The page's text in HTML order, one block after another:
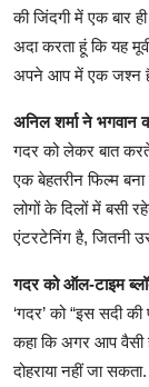
की जिंदगी में एक बार
अदा करता हूं कि यह
अपने आप में एक जश्न
अनिल शर्मा ने भगवान
गदर को लेकर बात
एक बेहतरीन फिल्म
लोगों के दिलों में बसी
एंटरटेनिंग है, जितनी
गदर को ऑल-टाइम
‘गदर’ को “इस सदी
कहा कि अगर आप वैसी
दोहराया नहीं जा